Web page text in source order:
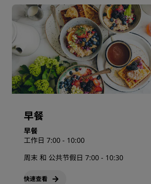
早餐
早餐
工作日 7:00 - 10:00
周末 和 公共节假日 7:00 - 10:30
快速查看